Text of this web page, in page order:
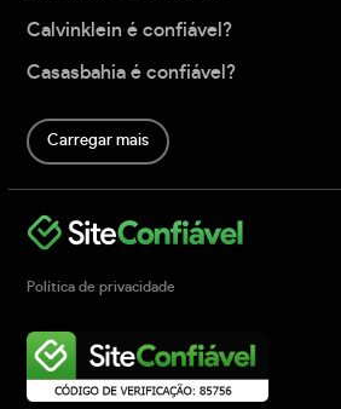
Calvinklein é confiável?
Casasbahia é confiável?
Carregar mais
Política de privacidade